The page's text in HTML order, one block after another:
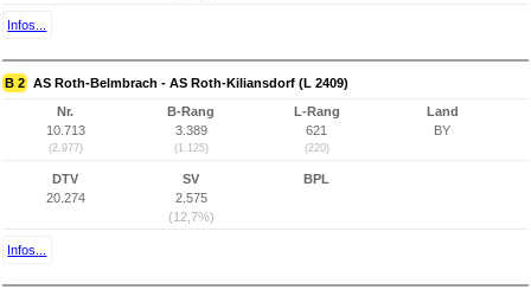
Infos...
B 2 AS Roth-Belmbrach - AS Roth-Kiliansdorf (L 2409)
Nr.
10.713
(2.977)
B-Rang
3.389
(1.125)
L-Rang
621
(220)
Land
BY
DTV
20.274
SV
2.575
(12,7%)
BPL
Infos...